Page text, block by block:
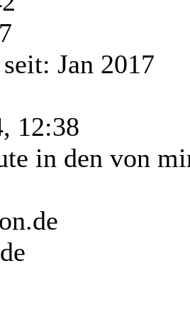
Jan 2017
12:38
in den von